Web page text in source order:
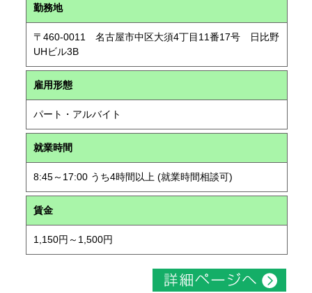
勤務地
〒460-0011 名古屋市中区大須4丁目11番17号 日比野
UHビル3B
雇用形態
パート・アルバイト
就業時間
8:45～17:00 うち4時間以上 (就業時間相談可)
賃金
1,150円～1,500円